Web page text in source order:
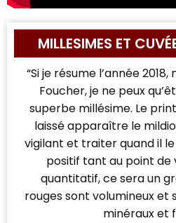
MILLESIMES ET
“Si je résume l’année
Foucher, je ne peux
superbe millésime. Le
laissé apparaître le
vigilant et traiter quand il
positif tant au point de
quantitatif, ce sera un
rouges sont volumineux et
minéraux et